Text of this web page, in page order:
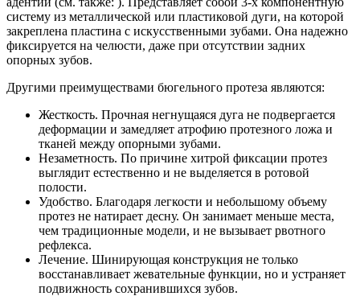
систему из металлической или пластиковой дуги, на которой
закреплена пластина с искусственными зубами. Она надежно
фиксируется на челюсти, даже при отсутствии задних
опорных зубов.
Другими преимуществами бюгельного протеза являются:
Жесткость. Прочная негнущаяся дуга не подвергается
деформации и замедляет атрофию протезного ложа и
тканей между опорными зубами.
Незаметность. По причине хитрой фиксации протез
выглядит естественно и не выделяется в ротовой
полости.
Удобство. Благодаря легкости и небольшому объему
протез не натирает десну. Он занимает меньше места,
чем традиционные модели, и не вызывает рвотного
рефлекса.
Лечение. Шинирующая конструкция не только
восстанавливает жевательные функции, но и устраняет
подвижность сохранившихся зубов.